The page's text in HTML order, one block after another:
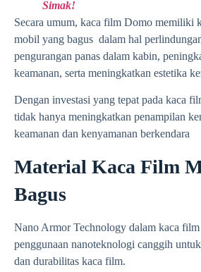
Simak!
Secara umum, kaca film Domo memiliki
mobil yang bagus dalam hal
pengurangan panas dalam kabin,
keamanan, serta meningkatkan estetika
Dengan investasi yang tepat pada kaca
tidak hanya meningkatkan penampilan
keamanan dan kenyamanan berkendara​
Material Kaca Film
Bagus
Nano Armor Technology dalam kaca
penggunaan nanoteknologi canggih
dan durabilitas kaca film.